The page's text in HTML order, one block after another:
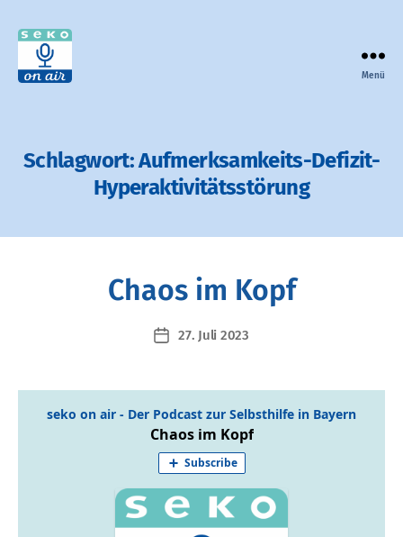
der
Menü
Schlagwort:Aufmerksamkeits-Defizit-
Hyperaktivitätsstörung
Chaos im Kopf
Veröffentlichungsdatum
27. Juli 2023